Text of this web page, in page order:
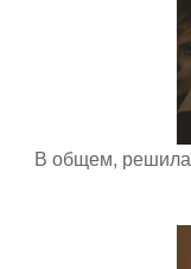
В общем, решила